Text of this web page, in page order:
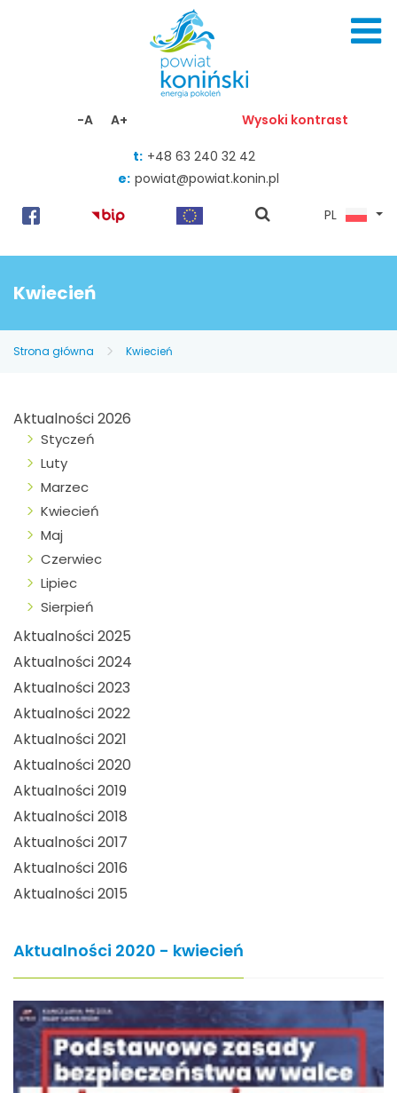
-A A+ Wysoki kontrast
t: +48 63 240 32 42
e: powiat@powiat.konin.pl
pokaż
PL
Kwiecień
Strona główna Kwiecień
Aktualności 2026
Styczeń
Luty
Marzec
Kwiecień
Maj
Czerwiec
Lipiec
Sierpień
Aktualności 2025
Aktualności 2024
Aktualności 2023
Aktualności 2022
Aktualności 2021
Aktualności 2020
Aktualności 2019
Aktualności 2018
Aktualności 2017
Aktualności 2016
Aktualności 2015
Aktualności 2020 - kwiecień